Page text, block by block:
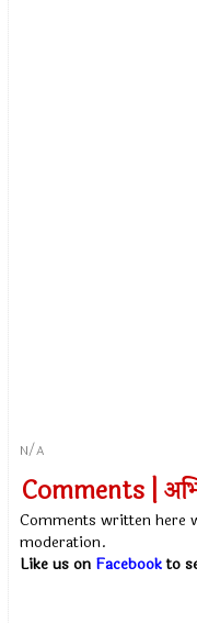
N/A
Comments |
Comments written here
moderation.
Like us on Facebookto